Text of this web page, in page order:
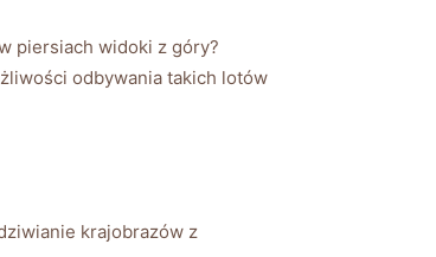
piersiach widoki z góry?
odbywania takich lotów
krajobrazów z